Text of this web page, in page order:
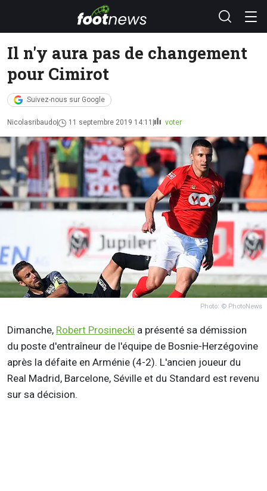
Il n'y aura pas de changement
pour Cimirot
Suivez-nous sur Google
Nicolasribaudo 11 septembre 2019 14:11 voter
Photo: © PhotoNews
Dimanche, Robert Prosinecki a présenté sa démission
du poste d'entraîneur de l'équipe de Bosnie-Herzégovine
après la défaite en Arménie (4-2). L'ancien joueur du
Real Madrid, Barcelone, Séville et du Standard est revenu
sur sa décision.